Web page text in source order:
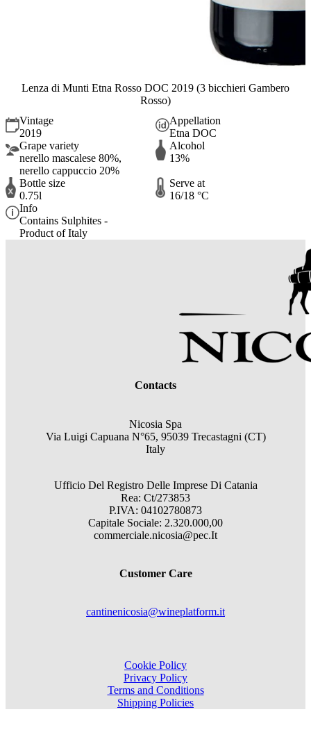
Lenza di Munti Etna Rosso DOC 2019 (3 bicchieri Gambero
Rosso)
Vintage
2019
Appellation
Etna DOC
Grape variety
nerello mascalese 80%,
nerello cappuccio 20%
Alcohol
13%
Bottle size
0.75l
Serve at
16/18 °C
Info
Contains Sulphites -
Product of Italy
Contacts
Nicosia Spa
Via Luigi Capuana N°65, 95039 Trecastagni (CT)
Italy
Ufficio Del Registro Delle Imprese Di Catania
Rea: Ct/273853
P.IVA: 04102780873
Capitale Sociale: 2.320.000,00
commerciale.nicosia@pec.It
Customer Care
cantinenicosia@wineplatform.it
Cookie Policy
Privacy Policy
Terms and Conditions
Shipping Policies